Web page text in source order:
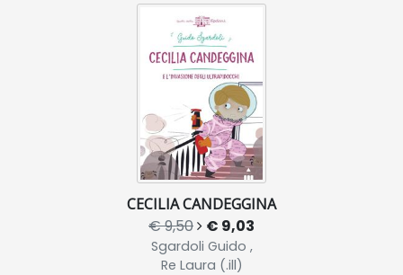
CECILIA CANDEGGINA
€ 9,50 € 9,03
Sgardoli Guido ,
Re Laura (.ill)